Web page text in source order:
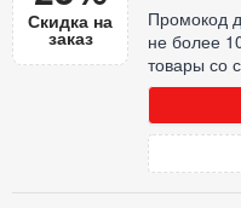
Скидка на
заказ
Промокод
не более
товары со